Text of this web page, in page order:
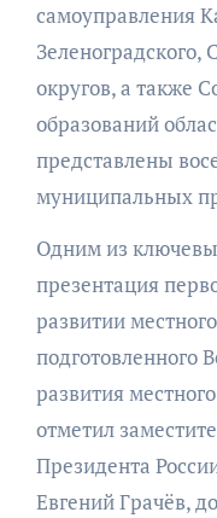
самоуправления
Зеленоградского,
округов, а также
образований
представлены
муниципальных
Одним из
презентация
развитии
подготовленного
развития
отметил
Президента
Евгений Грачёв,